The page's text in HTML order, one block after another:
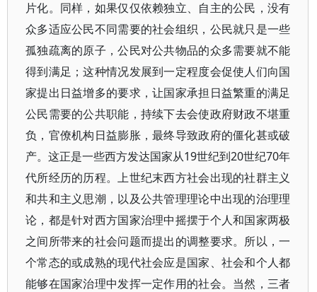
片化。同样，如果仅仅依赖独立、自主的公民，没有
众多适应公民不同需要的社会组织，公民就只是一些
孤独疏离的原子，公民对公共物品的众多需要就不能
得到满足；这种情况发展到一定程度会促使人们向国
家提出日益增多的要求，让国家承担日益繁重的满足
公民需要的公共职能，持续下去会使政府财政不堪重
负，官僚机构日益膨胀，最终导致政府的僵化甚或破
产。这正是一些西方发达国家从19世纪到20世纪70年
代所经历的历程。上世纪末西方社会出现的社群主义
和共和主义思潮，以及公共管理理论中出现的治理理
论，都是针对西方国家治理中摇摆于个人和国家两极
之间所带来的社会问题而提出的调整要求。所以，一
个常态的或成熟的现代社会应是国家、社会和个人都
能够在国家治理中发挥一定作用的社会。当然，三者